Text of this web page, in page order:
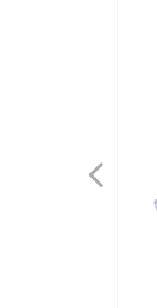
넳